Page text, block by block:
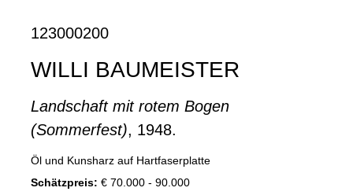
123000200
WILLI BAUMEISTER
Landschaft mit rotem Bogen
(Sommerfest), 1948.
Öl und Kunsharz auf Hartfaserplatte
Schätzpreis: € 70.000 - 90.000